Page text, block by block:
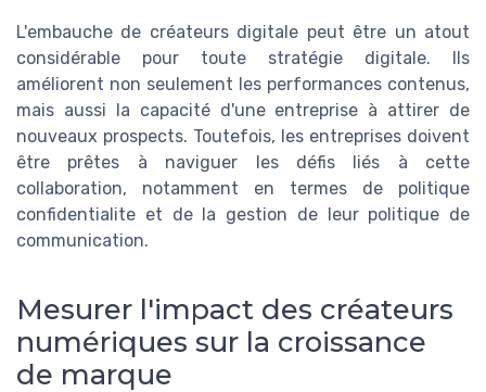
L'embauche de créateurs digitale peut être un atout
considérable pour toute stratégie digitale. Ils
améliorent non seulement les performances contenus,
mais aussi la capacité d'une entreprise à attirer de
nouveaux prospects. Toutefois, les entreprises doivent
être prêtes à naviguer les défis liés à cette
collaboration, notamment en termes de politique
confidentialite et de la gestion de leur politique de
communication.
Mesurer l'impact des créateurs
numériques sur la croissance
de marque